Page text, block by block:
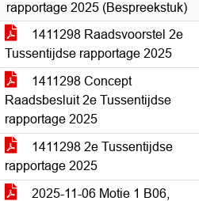
rapportage 2025 (Bespreekstuk)
1411298 Raadsvoorstel 2e
Tussentijdse rapportage 2025
1411298 Concept
Raadsbesluit 2e Tussentijdse
rapportage 2025
1411298 2e Tussentijdse
rapportage 2025
2025-11-06 Motie 1 B06,